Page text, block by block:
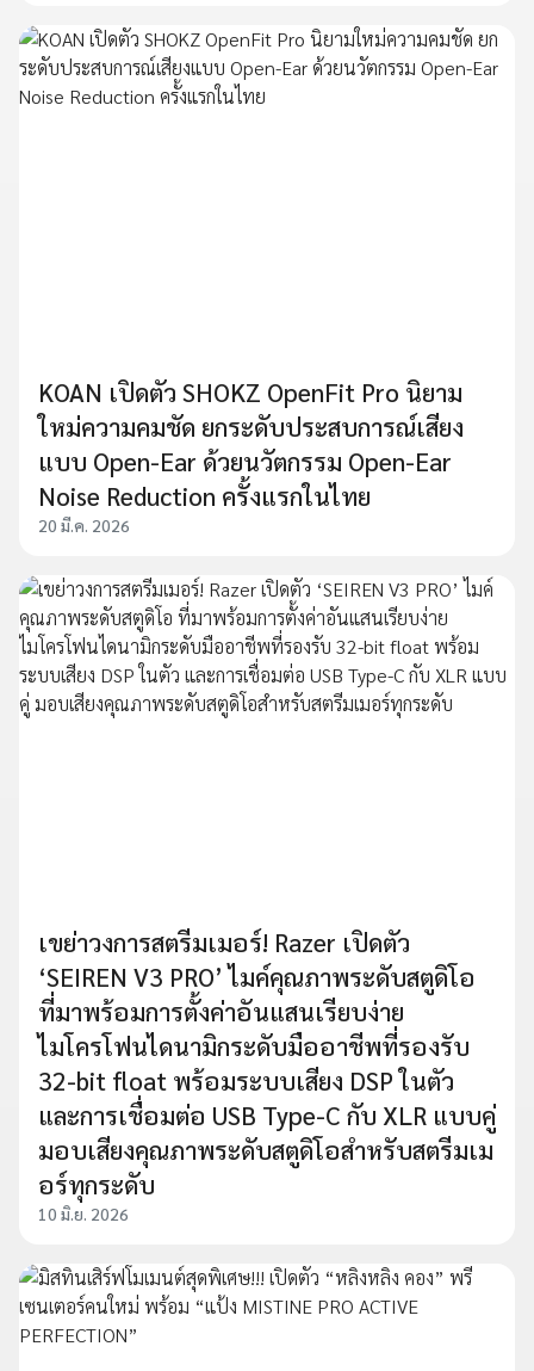
KOAN เปิดตัว SHOKZ OpenFit Pro นิยาม
ใหม่ความคมชัด ยกระดับประสบการณ์เสียง
แบบ Open-Ear ด้วยนวัตกรรม Open-Ear
Noise Reduction ครั้งแรกในไทย
20 มี.ค. 2026
เขย่าวงการสตรีมเมอร์! Razer เปิดตัว
‘SEIREN V3 PRO’ ไมค์คุณภาพระดับสตูดิโอ
ที่มาพร้อมการตั้งค่าอันแสนเรียบง่าย
ไมโครโฟนไดนามิกระดับมืออาชีพที่รองรับ
32-bit float พร้อมระบบเสียง DSP ในตัว
และการเชื่อมต่อ USB Type-C กับ XLR แบบคู่
มอบเสียงคุณภาพระดับสตูดิโอสำหรับสตรีมเม
อร์ทุกระดับ
10 มิ.ย. 2026